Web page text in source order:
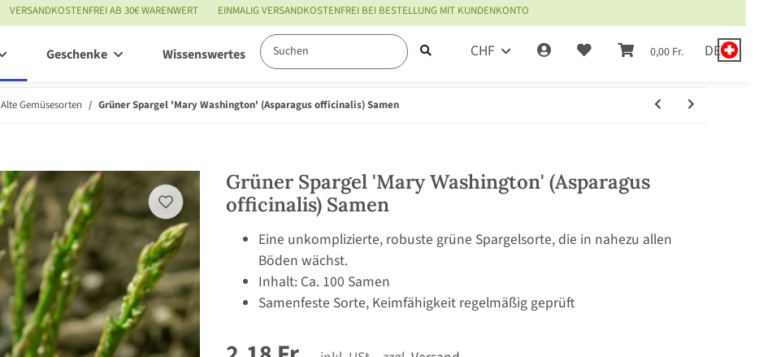
VERSANDKOSTENFREI AB 30€ WARENWERT EINMALIG VERSANDKOSTENFREI BEI BESTELLUNG MIT KUNDENKONTO
CHF 0,00 Fr. DE
Geschenke Wissenswertes Service
Alte Gemüsesorten Grüner Spargel 'Mary Washington' (Asparagus officinalis) Samen
Grüner Spargel 'Mary Washington' (Asparagus
officinalis) Samen
Eine unkomplizierte, robuste grüne Spargelsorte, die in nahezu allen
Böden wächst.
Inhalt: Ca. 100 Samen
Samenfeste Sorte, Keimfähigkeit regelmäßig geprüft